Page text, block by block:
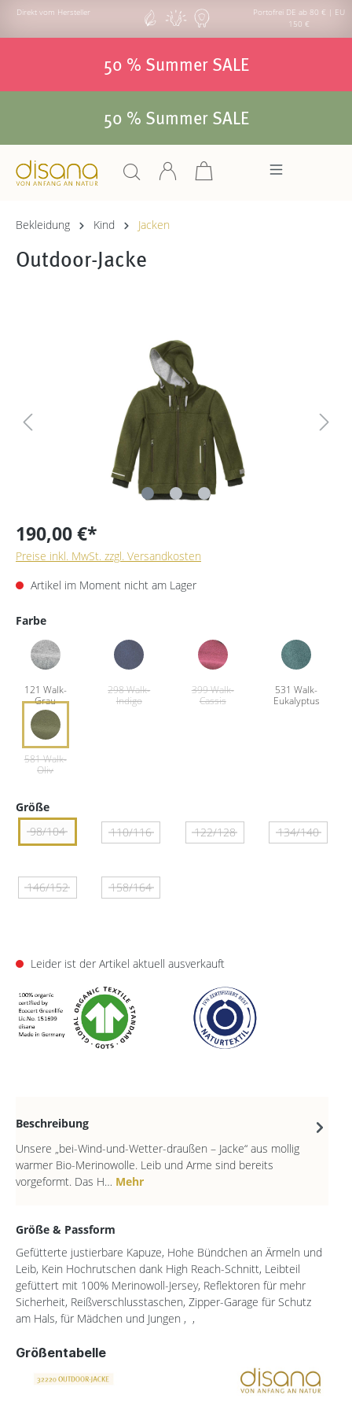
Direkt vom Hersteller
Portofrei DE ab 80 € | EU
150 €
50 % Summer SALE
50 % Summer SALE
Bekleidung Kind Jacken
Outdoor-Jacke
190,00 €*
Preise inkl. MwSt. zzgl. Versandkosten
Artikel im Moment nicht am Lager
Farbe
Größe
98/104
110/116 122/128 134/140
146/152 158/164
Leider ist der Artikel aktuell ausverkauft
Beschreibung
Unsere „bei-Wind-und-Wetter-draußen – Jacke“ aus mollig
warmer Bio-Merinowolle. Leib und Arme sind bereits
vorgeformt. Das H… Mehr
Größe & Passform
Gefütterte justierbare Kapuze, Hohe Bündchen an Ärmeln und
Leib, Kein Hochrutschen dank High Reach-Schnitt, Leibteil
gefüttert mit 100% Merinowoll-Jersey, Reflektoren für mehr
Sicherheit, Reißverschlusstaschen, Zipper-Garage für Schutz
am Hals, für Mädchen und Jungen , ,
Größentabelle